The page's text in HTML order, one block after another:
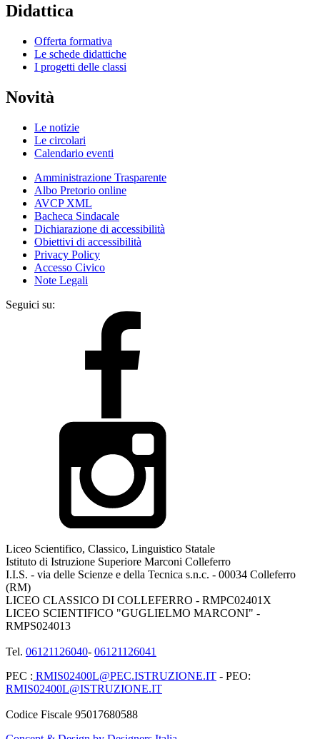
Didattica
Offerta formativa
Le schede didattiche
I progetti delle classi
Novità
Le notizie
Le circolari
Calendario eventi
Amministrazione Trasparente
Albo Pretorio online
AVCP XML
Bacheca Sindacale
Dichiarazione di accessibilità
Obiettivi di accessibilità
Privacy Policy
Accesso Civico
Note Legali
Seguici su:
Liceo Scientifico, Classico, Linguistico Statale
Istituto di Istruzione Superiore Marconi Colleferro
I.I.S. - via delle Scienze e della Tecnica s.n.c. - 00034 Colleferro
(RM)
LICEO CLASSICO DI COLLEFERRO - RMPC02401X
LICEO SCIENTIFICO "GUGLIELMO MARCONI" -
RMPS024013
Tel. 06121126040- 06121126041
PEC : RMIS02400L@PEC.ISTRUZIONE.IT - PEO:
RMIS02400L@ISTRUZIONE.IT
Codice Fiscale 95017680588